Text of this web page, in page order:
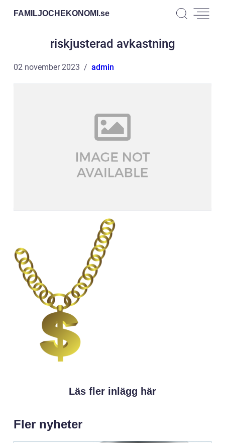
FAMILJOCHEKONOMI.se
riskjusterad avkastning
02 november 2023 admin
Läs fler inlägg här
Fler nyheter